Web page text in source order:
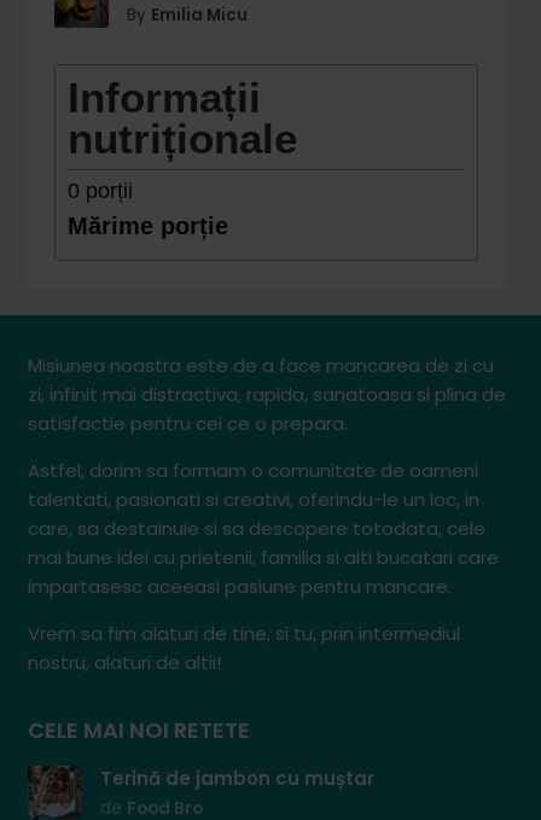
By Emilia Micu
Informații
nutriționale
0 porții
Mărime porție
Misiunea noastra este de a face mancarea de zi cu
zi, infinit mai distractiva, rapida, sanatoasa si plina de
satisfactie pentru cei ce o prepara.
Astfel, dorim sa formam o comunitate de oameni
talentati, pasionati si creativi, oferindu-le un loc, in
care, sa destainuie si sa descopere totodata, cele
mai bune idei cu prietenii, familia si alti bucatari care
impartasesc aceeasi pasiune pentru mancare.
Vrem sa fim alaturi de tine, si tu, prin intermediul
nostru, alaturi de altii!
CELE MAI NOI RETETE
Terină de jambon cu muștar
de Food Bro